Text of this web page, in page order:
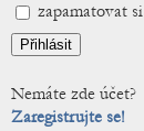
zapamatovat
Nemáte zde účet?
Zaregistrujte se!